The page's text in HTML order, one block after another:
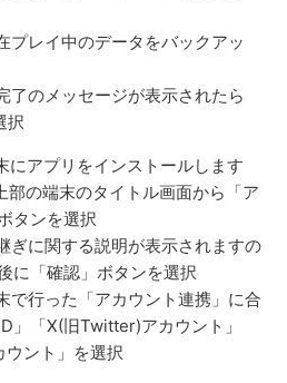
プレイ中のデータをバックアッ
了のメッセージが表示されたら
択
にアプリをインストールします
部の端末のタイトル画面から「ア
タンを選択
ぎに関する説明が表示されますの
に「確認」ボタンを選択
で行った「アカウント連携」に合
」「X(旧Twitter)アカウント」
ウント」を選択